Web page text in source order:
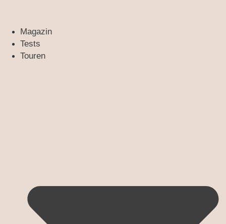
Magazin
Tests
Touren